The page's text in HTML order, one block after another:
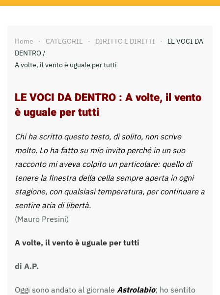
Home CATEGORIE DIRITTO E DIRITTI
LE VOCI DA
DENTRO /
A volte, il vento è uguale per tutti
LE VOCI DA DENTRO : A volte, il vento
è uguale per tutti
Chi ha scritto questo testo, di solito, non scrive
molto. Lo ha fatto su mio invito perché in un suo
racconto mi aveva colpito un particolare: quello di
tenere la finestra della cella sempre aperta in ogni
stagione, con qualsiasi temperatura, per continuare a
sentire aria di libertà.
(Mauro Presini)
A volte, il vento è uguale per tutti
di A.P.
Oggi sono andato al giornale Astrolabio; ho sentito